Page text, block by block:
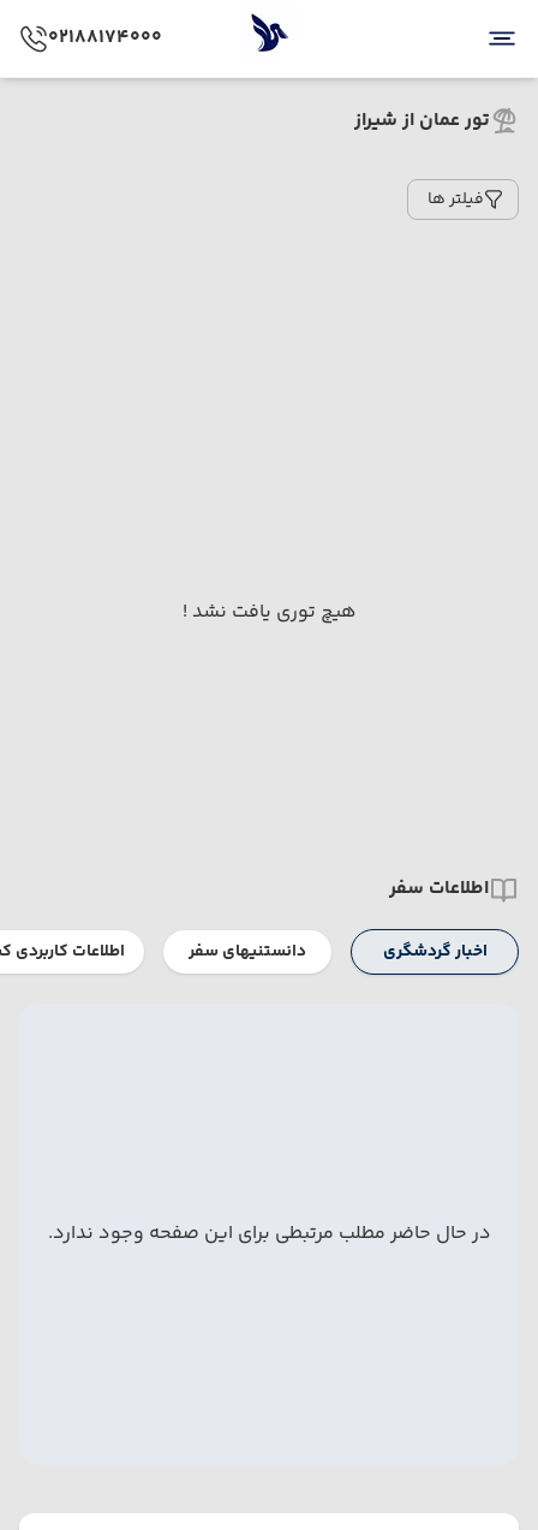
02188174000
تور عمان از شیراز
فیلتر ها
هیچ توری یافت نشد !
اطلاعات سفر
اخبار گردشگری دانستنیهای سفر اطلاعات کاربردی
در حال حاضر مطلب مرتبطی برای این صفحه وجود ندارد.